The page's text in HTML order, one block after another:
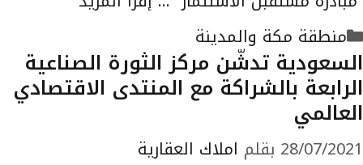
التصنيفات
منطقة مكة والمدينة
السعودية تدشّن مركز الثورة الصناعية
الرابعة بالشراكة مع المنتدى الاقتصادي
العالمي
28/07/2021 بقلم املاك العقارية